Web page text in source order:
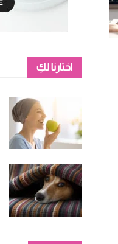
اختارنا لكِ